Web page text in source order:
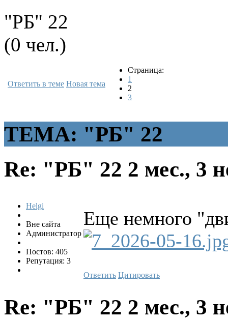
"РБ" 22
(0 чел.)
Ответить в теме Новая тема
Страница:
1
2
3
ТЕМА: "РБ" 22
Re: "РБ" 22 2 мес., 3
Helgi
Вне сайта
Администратор
Постов: 405
Репутация: 3
Еще немного
Ответить Цитировать
Re: "РБ" 22 2 мес., 3